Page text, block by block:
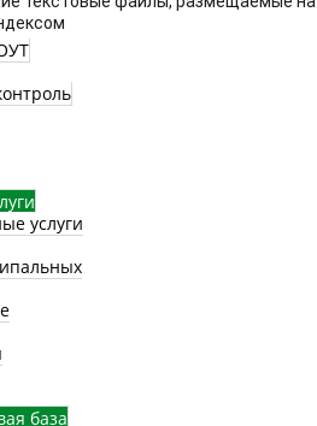
услуги
база